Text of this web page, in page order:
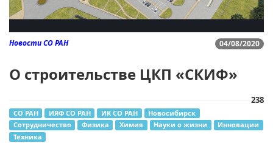
04/08/2020
Новости СО РАН
О строительстве ЦКП «СКИФ»
238
СО РАН ИЯФ СО РАН ИК СО РАН
Новосибирск
Сотрудничество
Физика Химия Науки о жизни
Инновации
Техника